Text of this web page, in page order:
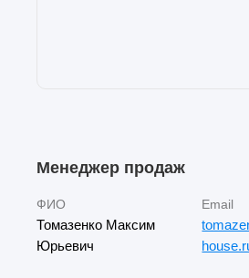
Менеджер продаж
ФИО
Томазенко Максим
Юрьевич
Email